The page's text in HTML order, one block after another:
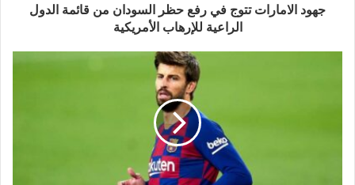
جهود الامارات تتوج في رفع حظر السودان من قائمة الدول
الراعية للإرهاب الأمريكية